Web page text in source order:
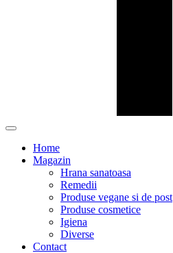
Home
Magazin
Hrana sanatoasa
Remedii
Produse vegane si de post
Produse cosmetice
Igiena
Diverse
Contact